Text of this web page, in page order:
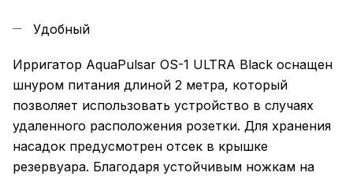
Удобный
Ирригатор AquaPulsar OS-1 ULTRA Black оснащен
шнуром питания длиной 2 метра, который
позволяет использовать устройство в случаях
удаленного расположения розетки. Для хранения
насадок предусмотрен отсек в крышке
резервуара. Благодаря устойчивым ножкам на